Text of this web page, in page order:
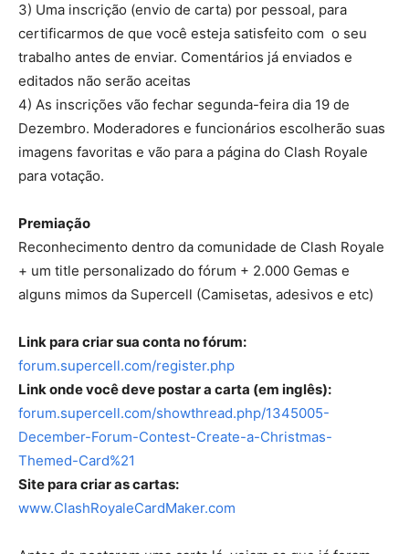
3) Uma inscrição (envio de carta) por pessoal, para
certificarmos de que você esteja satisfeito com o seu
trabalho antes de enviar. Comentários já enviados e
editados não serão aceitas
4) As inscrições vão fechar segunda-feira dia 19 de
Dezembro. Moderadores e funcionários escolherão suas
imagens favoritas e vão para a página do Clash Royale
para votação.
Premiação
Reconhecimento dentro da comunidade de Clash Royale
+ um title personalizado do fórum + 2.000 Gemas e
alguns mimos da Supercell (Camisetas, adesivos e etc)
Link para criar sua conta no fórum:
forum.supercell.com/register.php
Link onde você deve postar a carta (em inglês):
forum.supercell.com/showthread.php/1345005-
December-Forum-Contest-Create-a-Christmas-
Themed-Card%21
Site para criar as cartas:
www.ClashRoyaleCardMaker.com